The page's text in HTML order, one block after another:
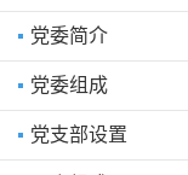
党委简介
党委组成
党支部设置